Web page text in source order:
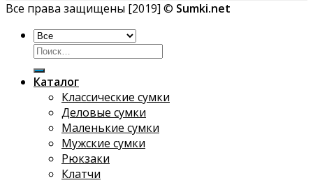
Все права защищены [2019] © Sumki.net
Искать:
Каталог
Классические сумки
Деловые сумки
Маленькие сумки
Мужские сумки
Рюкзаки
Клатчи